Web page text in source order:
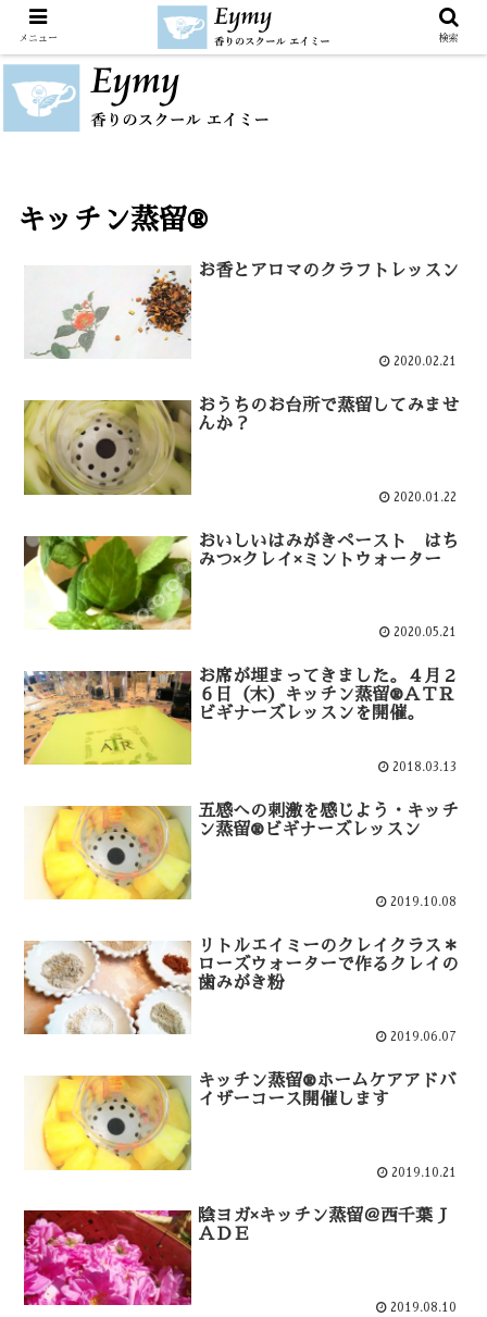
キッチン蒸留®
お香とアロマのクラフトレッスン
2020.02.21
おうちのお台所で蒸留してみませ
んか？
2020.01.22
おいしいはみがきペースト はち
みつ×クレイ×ミントウォーター
2020.05.21
お席が埋まってきました。４月２
６日（木）キッチン蒸留®ＡＴＲ
ビギナーズレッスンを開催。
2018.03.13
五感への刺激を感じよう・キッチ
ン蒸留®ビギナーズレッスン
2019.10.08
リトルエイミーのクレイクラス＊
ローズウォーターで作るクレイの
歯みがき粉
2019.06.07
キッチン蒸留®ホームケアアドバ
イザーコース開催します
2019.10.21
陰ヨガ×キッチン蒸留＠西千葉Ｊ
ＡＤＥ
2019.08.10
メニュー 検索